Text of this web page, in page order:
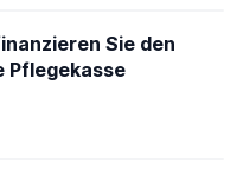
Sie den
Pflegekasse